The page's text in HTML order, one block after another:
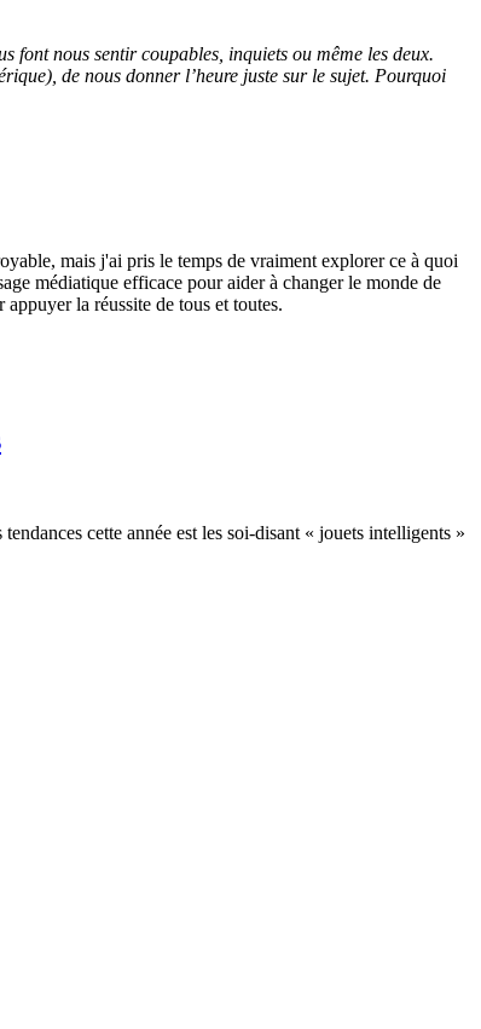
font nous sentir coupables, inquiets ou même les deux.
de nous donner l’heure juste sur le sujet. Pourquoi
mais j'ai pris le temps de vraiment explorer ce à quoi
médiatique efficace pour aider à changer le monde de
la réussite de tous et toutes.
cette année est les soi-disant « jouets intelligents »